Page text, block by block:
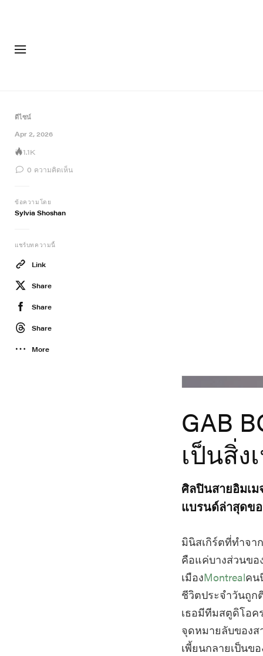
ดีไซน์
Apr 2, 2026
1.1K
0 ความคิดเห็น
ข้อความโดย
Sylvia Shoshan
แชร์บทความนี้
Link
Share
Share
Share
More
GAB
เป็นสิ่ง
ศิลปินสายอิมเม
แบรนด์ล่าสุดขอ
มินิสเกิร์ตที่ทำจา
คือแค่บางส่วนข
เมืองMontrealคน
ชีวิตประจำวันถูก
เธอมีทีมสตูดิโอค
จุดหมายลับของ
เพี้ยนกลายเป็นข